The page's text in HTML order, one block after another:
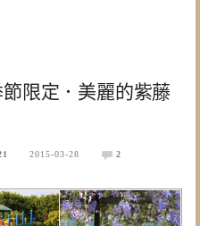
限定．美麗的紫藤
2015-03-28 2